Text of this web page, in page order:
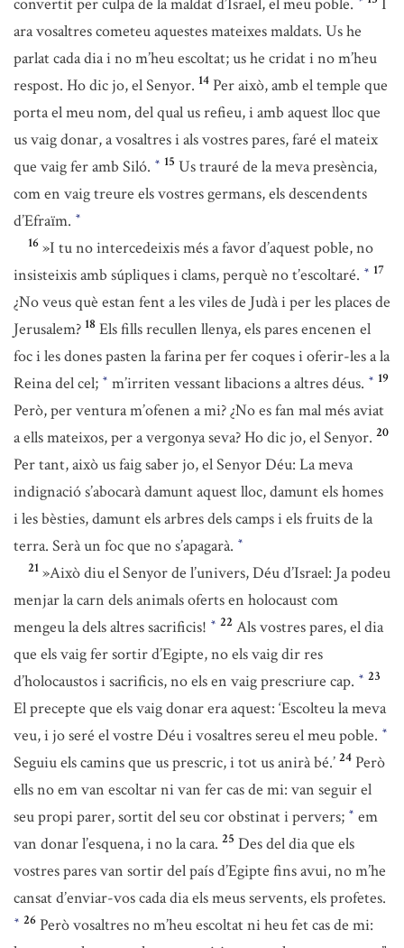
ara vosaltres cometeu aquestes mateixes maldats. Us he
parlat cada dia i no m’heu escoltat; us he cridat i no m’heu
respost. Ho dic jo, el Senyor. 14 Per això, amb el temple que
porta el meu nom, del qual us refieu, i amb aquest lloc que
us vaig donar, a vosaltres i als vostres pares, faré el mateix
que vaig fer amb Siló. * 15 Us trauré de la meva presència,
com en vaig treure els vostres germans, els descendents
d’Efraïm. *
16 »I tu no intercedeixis més a favor d’aquest poble, no
insisteixis amb súpliques i clams, perquè no t’escoltaré. * 17
¿No veus què estan fent a les viles de Judà i per les places de
Jerusalem? 18 Els fills recullen llenya, els pares encenen el
foc i les dones pasten la farina per fer coques i oferir-les a la
Reina del cel; * m’irriten vessant libacions a altres déus. * 19
Però, per ventura m’ofenen a mi? ¿No es fan mal més aviat
a ells mateixos, per a vergonya seva? Ho dic jo, el Senyor. 20
Per tant, això us faig saber jo, el Senyor Déu: La meva
indignació s’abocarà damunt aquest lloc, damunt els homes
i les bèsties, damunt els arbres dels camps i els fruits de la
terra. Serà un foc que no s’apagarà. *
21 »Això diu el Senyor de l’univers, Déu d’Israel: Ja podeu
menjar la carn dels animals oferts en holocaust com
mengeu la dels altres sacrificis! * 22 Als vostres pares, el dia
que els vaig fer sortir d’Egipte, no els vaig dir res
d’holocaustos i sacrificis, no els en vaig prescriure cap. * 23
El precepte que els vaig donar era aquest: ‘Escolteu la meva
veu, i jo seré el vostre Déu i vosaltres sereu el meu poble. *
Seguiu els camins que us prescric, i tot us anirà bé.’ 24 Però
ells no em van escoltar ni van fer cas de mi: van seguir el
seu propi parer, sortit del seu cor obstinat i pervers; * em
van donar l’esquena, i no la cara. 25 Des del dia que els
vostres pares van sortir del país d’Egipte fins avui, no m’he
cansat d’enviar-vos cada dia els meus servents, els profetes.
* 26 Però vosaltres no m’heu escoltat ni heu fet cas de mi: